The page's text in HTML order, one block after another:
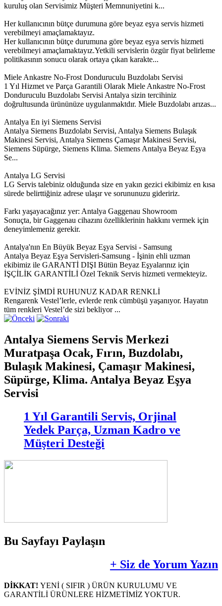
kuruluş olan Servisimiz Müşteri Memnuniyetini k...
Her kullanıcının bütçe durumuna göre beyaz eşya servis hizmeti
verebilmeyi amaçlamaktayız.
Her kullanıcının bütçe durumuna göre beyaz eşya servis hizmeti
verebilmeyi amaçlamaktayız.Yetkili servislerin özgür fiyat belirleme
politikasının sonucu olarak ortaya çıkan karakte...
Miele Ankastre No-Frost Donduruculu Buzdolabı Servisi
1 Yıl Hizmet ve Parça Garantili Olarak Miele Ankastre No-Frost
Donduruculu Buzdolabı Servisi Antalya sizin tercihiniz
doğrultusunda ürününüze uygulanmaktdır. Miele Buzdolabı arızas...
Antalya En iyi Siemens Servisi
Antalya Siemens Buzdolabı Servisi, Antalya Siemens Bulaşık
Makinesi Servisi, Antalya Siemens Çamaşır Makinesi Servisi,
Siemens Süpürge, Siemens Klima. Siemens Antalya Beyaz Eşya
Se...
Antalya LG Servisi
LG Servis talebiniz olduğunda size en yakın gezici ekibimiz en kısa
sürede belirttiğiniz adrese ulaşır ve sorununuzu gideririz.
Farkı yaşayacağınız yer: Antalya Gaggenau Showroom
Sonuçta, bir Gaggenau cihazını özelliklerinin hakkını vermek için
deneyimlemeniz gerekir.
Antalya'nın En Büyük Beyaz Eşya Servisi - Samsung
Antalya Beyaz Eşya Servisleri-Samsung - İşinin ehli uzman
ekibimiz ile GARANTİ DIŞI Bütün Beyaz Eşyalarınız için
İŞÇİLİK GARANTİLİ Özel Teknik Servis hizmeti vermekteyiz.
EVİNİZ ŞİMDİ RUHUNUZ KADAR RENKLİ
Rengarenk Vestel’lerle, evlerde renk cümbüşü yaşanıyor. Hayatın
tüm renkleri Vestel’de sizi bekliyor ...
Antalya Siemens Servis Merkezi
Muratpaşa Ocak, Fırın, Buzdolabı,
Bulaşık Makinesi, Çamaşır Makinesi,
Süpürge, Klima. Antalya Beyaz Eşya
Servisi
1 Yıl Garantili Servis, Orjinal
Yedek Parça, Uzman Kadro ve
Müşteri Desteği
Bu Sayfayı Paylaşın
+ Siz de Yorum Yazın
DİKKAT! YENİ ( SIFIR ) ÜRÜN KURULUMU VE
GARANTİLİ ÜRÜNLERE HİZMETİMİZ YOKTUR.